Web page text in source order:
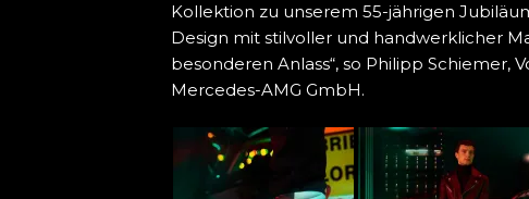
Kollektion zu unserem 55-jährigen
Design mit stilvoller und handwerklicher
besonderen Anlass“, so Philipp Schiemer,
Mercedes-AMG GmbH.